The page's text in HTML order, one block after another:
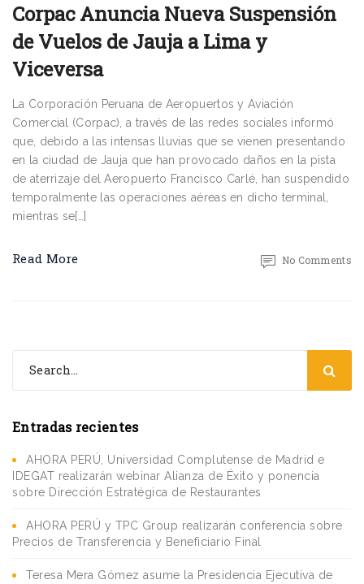
Corpac Anuncia Nueva Suspensión
de Vuelos de Jauja a Lima y
Viceversa
La Corporación Peruana de Aeropuertos y Aviación
Comercial (Corpac), a través de las redes sociales informó
que, debido a las intensas lluvias que se vienen presentando
en la ciudad de Jauja que han provocado daños en la pista
de aterrizaje del Aeropuerto Francisco Carlé, han suspendido
temporalmente las operaciones aéreas en dicho terminal,
mientras se[…]
Read More No Comments
Entradas recientes
AHORA PERÚ, Universidad Complutense de Madrid e
IDEGAT realizarán webinar Alianza de Éxito y ponencia
sobre Dirección Estratégica de Restaurantes
AHORA PERÚ y TPC Group realizarán conferencia sobre
Precios de Transferencia y Beneficiario Final
Teresa Mera Gómez asume la Presidencia Ejecutiva de